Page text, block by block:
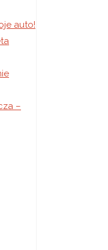
auto!
–